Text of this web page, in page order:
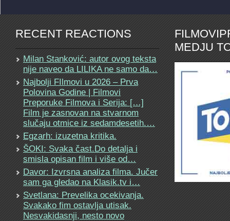
RECENT REACTIONS
Milan Stanković: autor ovog teksta
nije naveo da LILIKA ne samo da…
Najbolji FIlmovi u 2026 – Prva
Polovina Godine | Filmovi
Preporuke Filmova i Serija: […]
Film je zasnovan na stvarnom
slučaju otmice iz sedamdesetih.…
Egzarh: izuzetna kritika.
ŠOKI: Svaka čast.Do detalja i
smisla opisan film i više od…
Davor: Izvrsna analiza filma. Jučer
sam ga gledao na Klasik.tv i…
Svetlana: Prevelika ocekivanja.
Svakako fim ostavlja utisak.
Nesvakidasnji, nesto novo
MEDJU